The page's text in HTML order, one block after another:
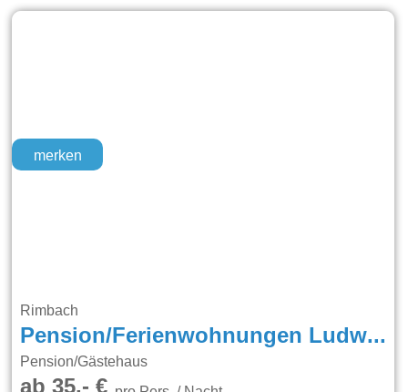
merken
Rimbach
Pension/Ferienwohnungen Ludwig
Pension/Gästehaus
ab 35,- €